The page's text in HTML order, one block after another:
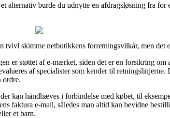
alternativ burde du udnytte en afdragsløsning fra
skimme netbutikkens forretningsvilkår, men det
er støttet af e-mærket, siden det er en forsikring om
af specialister som kender til
ordre.
kan håndhæves i forbindelse med købet, til
faktura e-mail, således man altid kan bevidne
et barn.